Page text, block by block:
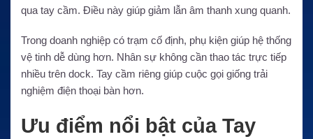
qua tay cầm. Điều này giúp giảm lẫn âm thanh xung quanh.
Trong doanh nghiệp có trạm cố định, phụ kiện giúp hệ thống
vệ tinh dễ dùng hơn. Nhân sự không cần thao tác trực tiếp
nhiều trên dock. Tay cầm riêng giúp cuộc gọi giống trải
nghiệm điện thoại bàn hơn.
Ưu điểm nổi bật của Tay